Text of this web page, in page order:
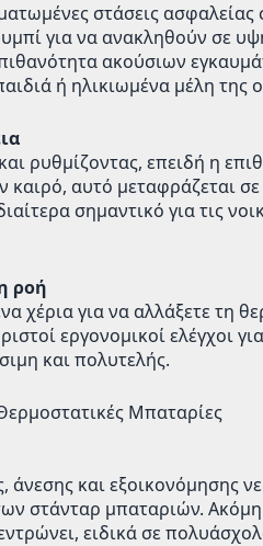
στάσεις ασφαλείας
για να ανακληθούν σε
ακούσιων
ή ηλικιωμένα μέλη της
ρυθμίζοντας, επειδή η
καιρό, αυτό μεταφράζεται
σημαντικό για τις
ροή
χέρια για να αλλάξετε τη
εργονομικοί ελέγχοι
και πολυτελής.
Μπαταρίες
και εξοικονόμησης
στάνταρ μπαταριών. Ακόμη
ειδικά σε